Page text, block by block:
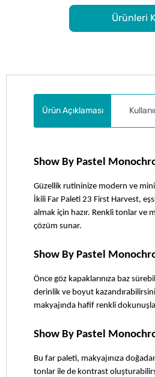
Ürünleri
Ürün Açıklaması
Show By Pastel
Güzellik rutininize modern ve
İkili Far Paleti 23 First Harvest,
almak için hazır. Renkli tonlar ve
çözüm sunar.
Show By Pastel
Önce göz kapaklarınıza baz
derinlik ve boyut
makyajında hafif renkli
Show By Pastel
Bu far paleti, makyajınıza
tonlar ile de kontrast